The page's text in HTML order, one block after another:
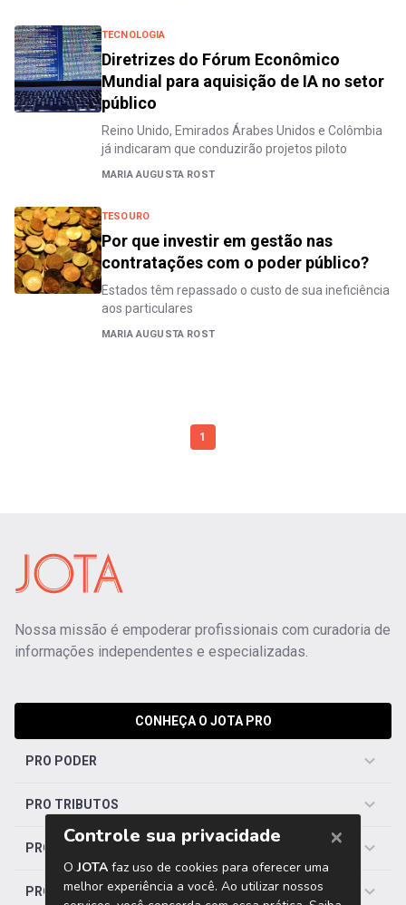
TECNOLOGIA
Diretrizes do Fórum Econômico
Mundial para aquisição de IA no setor
público
Reino Unido, Emirados Árabes Unidos e Colômbia
já indicaram que conduzirão projetos piloto
MARIA AUGUSTA ROST
TESOURO
Por que investir em gestão nas
contratações com o poder público?
Estados têm repassado o custo de sua ineficiência
aos particulares
MARIA AUGUSTA ROST
1
Nossa missão é empoderar profissionais com curadoria de
informações independentes e especializadas.
CONHEÇA O JOTA PRO
PRO PODER
PRO TRIBUTOS
PRO TRABALHISTA
PRO SAÚDE